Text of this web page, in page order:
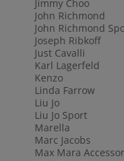
Jimmy Choo
John Richmond
John Richmond
Joseph Ribkoff
Just Cavalli
Karl Lagerfeld
Kenzo
Linda Farrow
Liu Jo
Liu Jo Sport
Marella
Marc Jacobs
Max Mara